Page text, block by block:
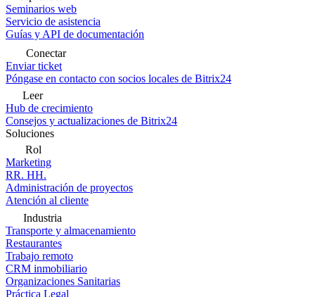
Seminarios web
Servicio de asistencia
Guías y API de documentación
Conectar
Enviar ticket
Póngase en contacto con socios locales de Bitrix24
Leer
Hub de crecimiento
Consejos y actualizaciones de Bitrix24
Soluciones
Rol
Marketing
RR. HH.
Administración de proyectos
Atención al cliente
Industria
Transporte y almacenamiento
Restaurantes
Trabajo remoto
CRM inmobiliario
Organizaciones Sanitarias
Práctica Legal